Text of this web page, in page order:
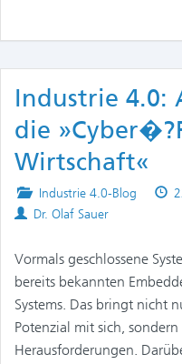
Industrie 4.0:
die
Wirtschaft«
Posted
in
Industrie 4.0-Blog
Authors
Dr. Olaf Sauer
Vormals geschlossene
bereits bekannten
Systems. Das bringt nicht
Potenzial mit sich,
Herausforderungen.